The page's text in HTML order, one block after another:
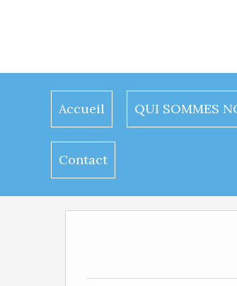
Accueil QUI SOMMES
Contact